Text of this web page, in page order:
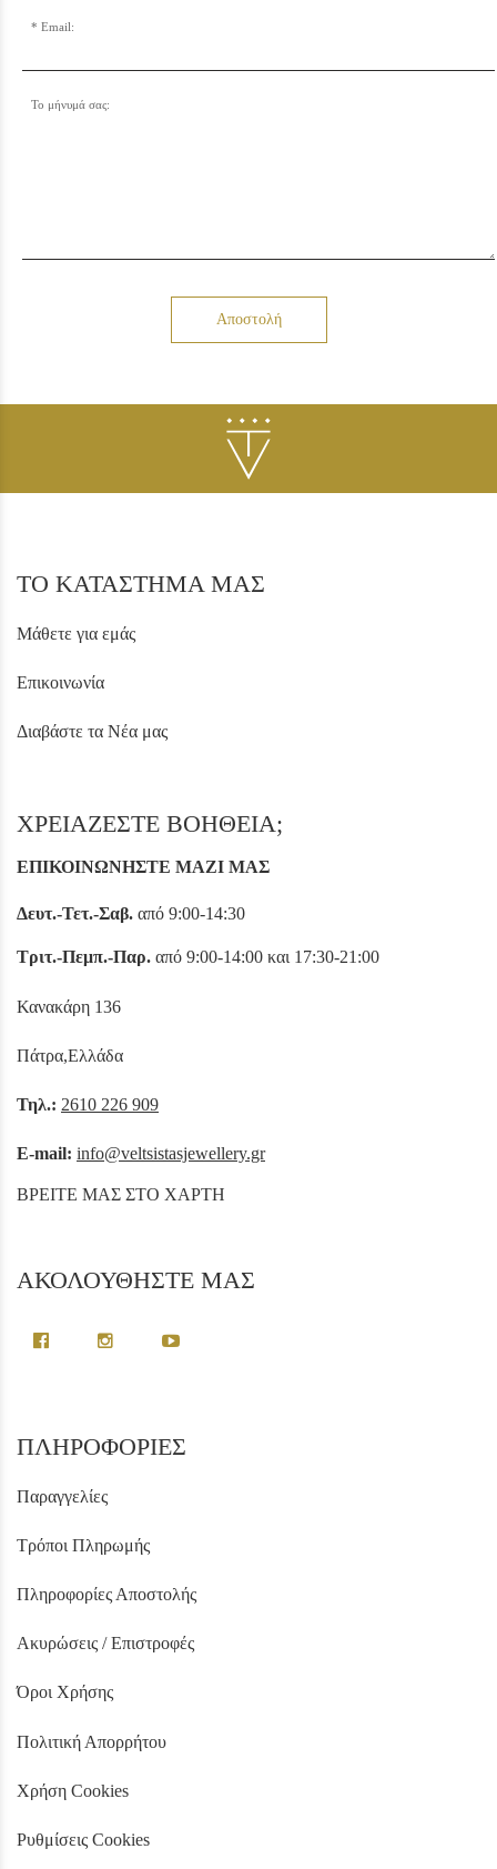
Email:
Το μήνυμά σας:
Αποστολή
ΤΟ ΚΑΤΑΣΤΗΜΑ ΜΑΣ
Μάθετε για εμάς
Επικοινωνία
Διαβάστε τα Νέα μας
ΧΡΕΙΑΖΕΣΤΕ ΒΟΗΘΕΙΑ;
ΕΠΙΚΟΙΝΩΝΗΣΤΕ ΜΑΖΙ ΜΑΣ
Δευτ.-Τετ.-Σαβ. από 9:00-14:30
Τριτ.-Πεμπ.-Παρ. από 9:00-14:00 και 17:30-21:00
Κανακάρη 136
Πάτρα,Ελλάδα
Τηλ.: 2610 226 909
E-mail: info@veltsistasjewellery.gr
ΒΡΕΙΤΕ ΜΑΣ ΣΤΟ ΧΑΡΤΗ
ΑΚΟΛΟΥΘΗΣΤΕ ΜΑΣ
ΠΛΗΡΟΦΟΡΙΕΣ
Παραγγελίες
Τρόποι Πληρωμής
Πληροφορίες Αποστολής
Ακυρώσεις / Επιστροφές
Όροι Χρήσης
Πολιτική Απορρήτου
Χρήση Cookies
Ρυθμίσεις Cookies